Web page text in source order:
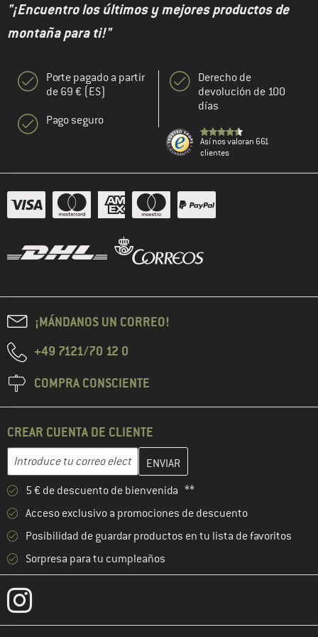
"¡Encuentro los últimos y mejores productos de
montaña para ti!"
Porte pagado a partir
de 69 € (ES)
Pago seguro
Derecho de
devolución de 100
días
Así nos valoran 661
clientes
¡MÁNDANOS UN CORREO!
+49 7121/70 12 0
COMPRA CONSCIENTE
CREAR CUENTA DE CLIENTE
Introduce tu correo electrónico...
Introduce aquí tu dirección de correo electrónico y crea tu
5 € de descuento de bienvenida **
Acceso exclusivo a promociones de descuento
Posibilidad de guardar productos en tu lista de favoritos
Sorpresa para tu cumpleaños